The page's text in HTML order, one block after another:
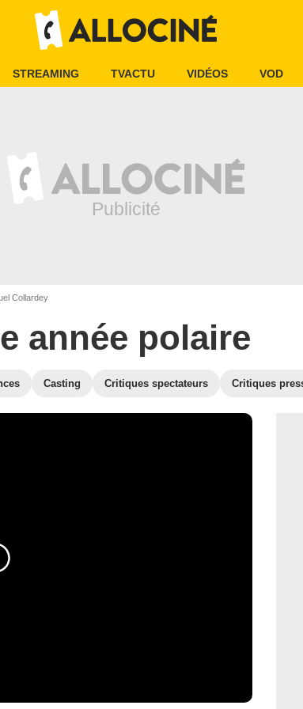
STREAMING TVACTU VIDÉOS VOD
Collardey
année polaire
Casting Critiques spectateurs Critiques